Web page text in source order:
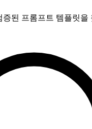
증된 프롬프트 템플릿을